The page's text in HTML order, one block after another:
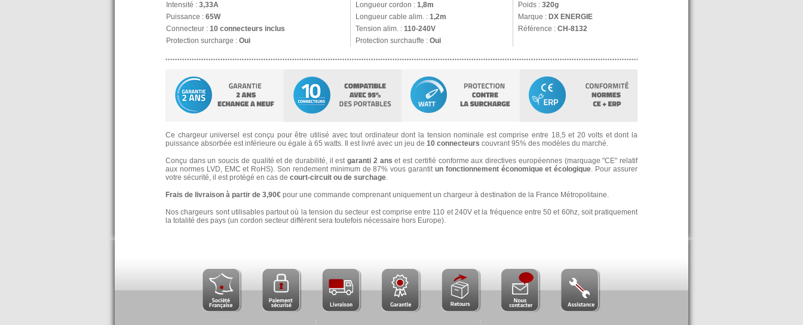
Intensité : 3,33A Longueur cordon : 1,8m Poids : 320g
Puissance : 65W Longueur cable alim. : 1,2m Marque : DX ENERGIE
Connecteur : 10 connecteurs inclus Tension alim. : 110-240V Référence : CH-8132
Protection surcharge : Oui Protection surchauffe : Oui
Ce chargeur universel est conçu pour être utilisé avec tout ordinateur dont la tension nominale est comprise entre 18,5 et 20 volts et dont la
puissance absorbée est inférieure ou égale à 65 watts. Il est livré avec un jeu de 10 connecteurs couvrant 95% des modèles du marché.
Conçu dans un soucis de qualité et de durabilité, il estgaranti 2 ans et est certifié conforme aux directives européennes (marquage "CE" relatif
aux normes LVD, EMC et RoHS). Son rendement minimum de 87% vous garantit un fonctionnement économique et écologique. Pour assurer
votre sécurité, il est protégé en cas de court-circuit ou de surchage.
Frais de livraison à partir de 3,90€ pour une commande comprenant uniquement un chargeur à destination de la France Métropolitaine.
Nos chargeurs sont utilisables partout où la tension du secteur est comprise entre 110 et 240V et la fréquence entre 50 et 60hz, soit pratiquement
la totalité des pays (un cordon secteur différent sera toutefois nécessaire hors Europe).